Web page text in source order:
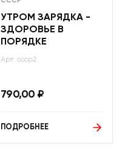
УТРОМ ЗАРЯДКА -
ЗДОРОВЬЕ В
ПОРЯДКЕ
Арт: ссср2
790,00 ₽
ПОДРОБНЕЕ